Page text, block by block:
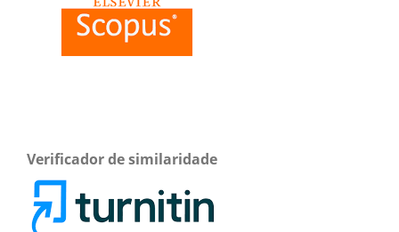
Verificador de similaridade